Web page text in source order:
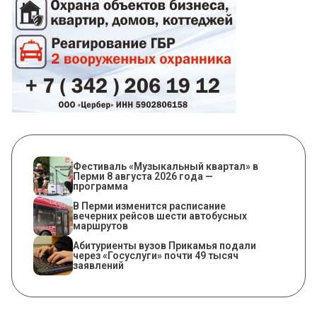
Фестиваль «Музыкальный квартал» в
Перми 8 августа 2026 года —
программа
​В Перми изменится расписание
вечерних рейсов шести автобусных
маршрутов
Абитуриенты вузов Прикамья подали
через «Госуслуги» почти 49 тысяч
заявлений